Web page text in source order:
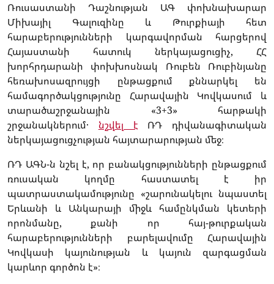
Ռուսաստանի Դաշնության ԱԳ փոխնախարար
Միխայիլ Գալուզինը և Թուրքիայի հետ
հարաբերությունների կարգավորման հարցերով
Հայաստանի հատուկ ներկայացուցիչ, ՀՀ
խորհրդարանի փոխխոսնակ Ռուբեն Ռուբինյանը
հեռախոսազրույցի ընթացքում քննարկել են
համագործակցությունը Հարավային Կովկասում և
տարածաշրջանային «3+3» հարթակի
շրջանակներում․ նշվել է ՌԴ դիվանագիտական
ներկայացուցչության հայտարարության մեջ։
ՌԴ ԱԳՆ-ն նշել է, որ բանակցությունների ընթացքում
ռուսական կողմը հաստատել է իր
պատրաստակամությունը «շարունակելու նպաստել
Երևանի և Անկարայի միջև համընկման կետերի
որոնմանը, քանի որ հայ-թուրքական
հարաբերությունների բարելավումը Հարավային
Կովկասի կայունության և կայուն զարգացման
կարևոր գործոն է»։